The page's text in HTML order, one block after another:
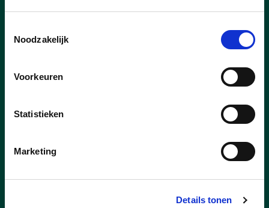
Noodzakelijk
Voorkeuren
Statistieken
Marketing
Details tonen
Op zaterdag 6 december 2025 trok
Pieten door heel Groot-Halle voor de
allereerste editie van de Sinterklaasactie